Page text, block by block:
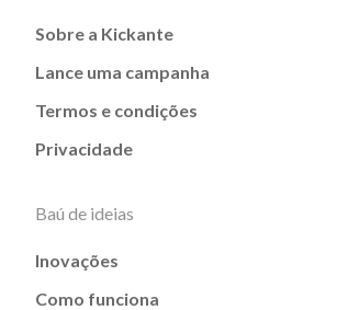
Sobre a Kickante
Lance uma campanha
Termos e condições
Privacidade
Baú de ideias
Inovações
Como funciona